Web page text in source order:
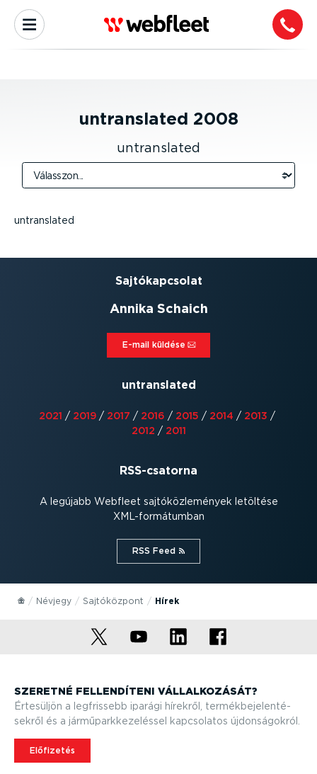
untranslated 2008
untranslated
untranslated
Sajtó­kap­csolat
Annika Schaich
E-mail küldése⁠
untranslated
2021 / 2019 / 2017 / 2016 / 2015 / 2014 / 2013 /
2012 / 2011
RSS-csa­torna
A legújabb Webfleet sajtó­köz­le­mények letöltése
XML-for­má­tumban
RSS Feed⁠
Névjegy Sajtó­központ Hírek
SZERETNÉ FELLEN­DÍTENI VÁLLAL­KO­ZÁSÁT?
Értesüljön a legfrissebb iparági hírekről, termék­be­je­len­té­
sekről és a jármű­park­ke­ze­léssel kapcsolatos újdon­sá­gokról.
Előfizetés